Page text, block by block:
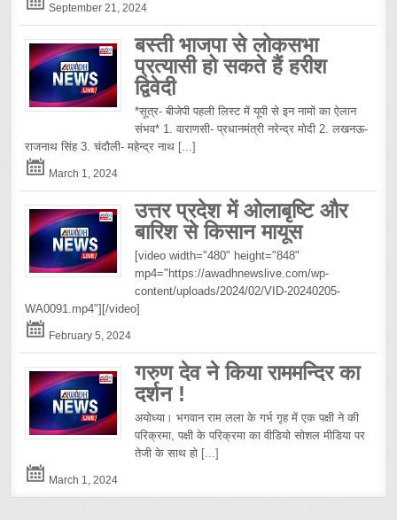
September 21, 2024
बस्ती भाजपा से लोकसभा
प्रत्यासी हो सकते हैं हरीश
द्विवेदी
*सूत्र- बीजेपी पहली लिस्ट में यूपी से इन नामों का ऐलान
संभव* 1. वाराणसी- प्रधानमंत्री नरेन्द्र मोदी 2. लखनऊ-
राजनाथ सिंह 3. चंदौली- महेन्द्र नाथ [...]
March 1, 2024
उत्तर प्रदेश में ओलाबृष्टि और
बारिश से किसान मायूस
[video width="480" height="848"
mp4="https://awadhnewslive.com/wp-
content/uploads/2024/02/VID-20240205-
WA0091.mp4"][/video]
February 5, 2024
गरुण देव ने किया राममन्दिर का
दर्शन !
अयोध्या। भगवान राम लला के गर्भ गृह में एक पक्षी ने की
परिक्रमा, पक्षी के परिक्रमा का वीडियो सोशल मीडिया पर
तेजी के साथ हो [...]
March 1, 2024